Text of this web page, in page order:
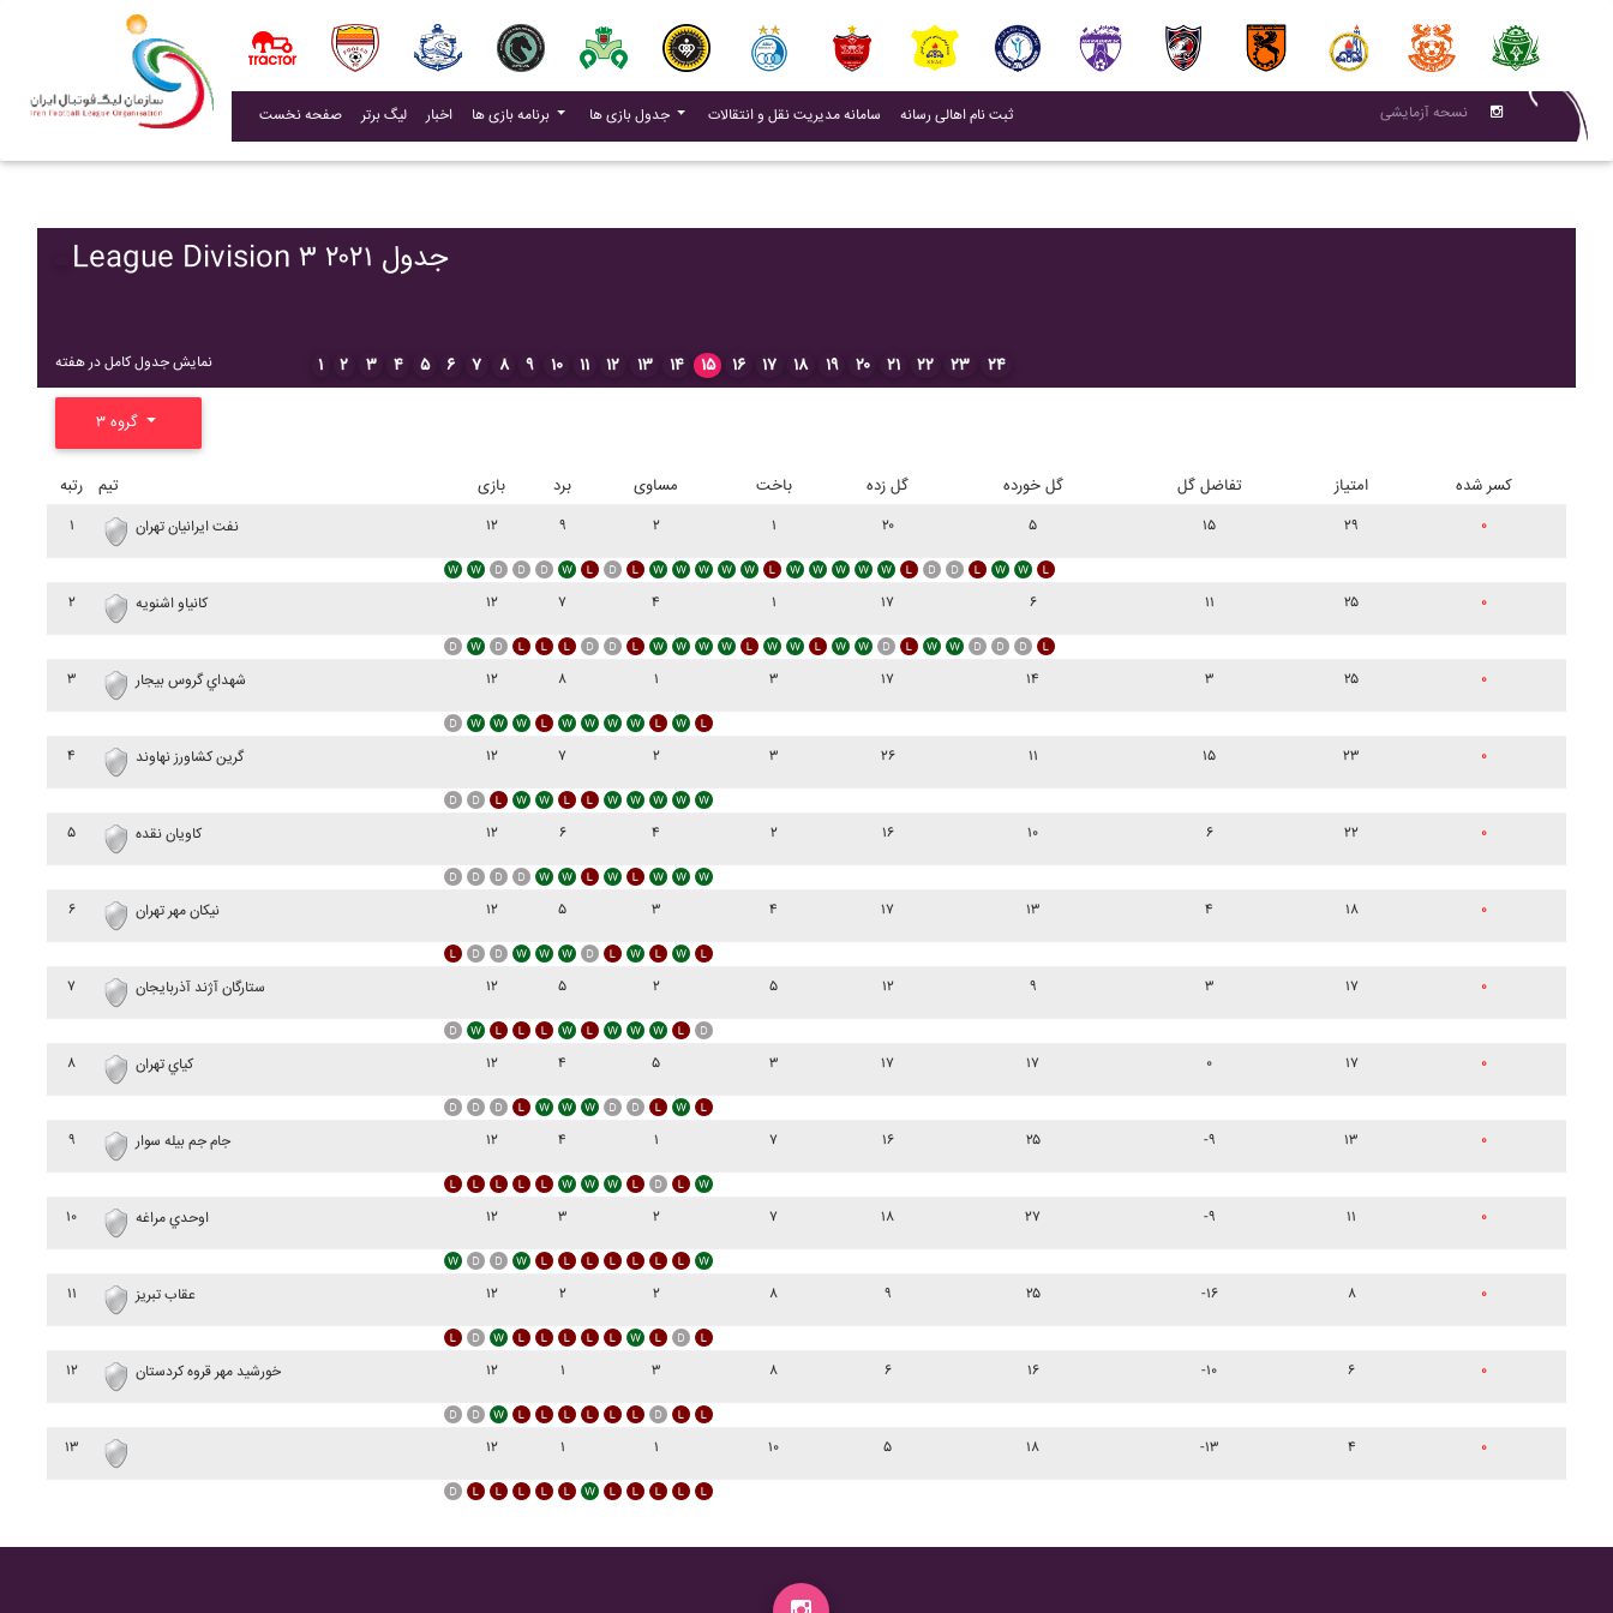
صفحه نخست لیگ برتر اخبار(current) برنامه بازی ها جدول بازی ها سامانه مدیریت نقل و انتقالات (current)
ثبت نام اهالی رسانه(current) نسحه آزمایشی
League Division ۳ ۲۰۲۱ جدول
نمایش جدول کامل در هفته ۱ ۲ ۳ ۴ ۵ ۶ ۷ ۸ ۹ ۱۰ ۱۱ ۱۲ ۱۳ ۱۴ ۱۵ ۱۶ ۱۷ ۱۸ ۱۹ ۲۰ ۲۱ ۲۲ ۲۳ ۲۴
رتبه تیم بازی برد مساوی باخت گل زده گل خورده تفاضل گل امتیاز کسر شده
۱ نفت ايرانيان تهران ۱۲ ۹ ۲ ۱ ۲۰ ۵ ۱۵ ۲۹ ۰
۲ کانياو اشنويه ۱۲ ۷ ۴ ۱ ۱۷ ۶ ۱۱ ۲۵ ۰
۳ شهداي گروس بيجار ۱۲ ۸ ۱ ۳ ۱۷ ۱۴ ۳ ۲۵ ۰
۴ گرين کشاورز نهاوند ۱۲ ۷ ۲ ۳ ۲۶ ۱۱ ۱۵ ۲۳ ۰
۵ کاويان نقده ۱۲ ۶ ۴ ۲ ۱۶ ۱۰ ۶ ۲۲ ۰
۶ نيکان مهر تهران ۱۲ ۵ ۳ ۴ ۱۷ ۱۳ ۴ ۱۸ ۰
۷ ستارگان آژند آذربايجان ۱۲ ۵ ۲ ۵ ۱۲ ۹ ۳ ۱۷ ۰
۸ کياي تهران ۱۲ ۴ ۵ ۳ ۱۷ ۱۷ ۰ ۱۷ ۰
۹ جام جم بيله سوار ۱۲ ۴ ۱ ۷ ۱۶ ۲۵ -۹ ۱۳ ۰
۱۰ اوحدي مراغه ۱۲ ۳ ۲ ۷ ۱۸ ۲۷ -۹ ۱۱ ۰
۱۱ عقاب تبريز ۱۲ ۲ ۲ ۸ ۹ ۲۵ -۱۶ ۸ ۰
۱۲ خورشيد مهر قروه کردستان ۱۲ ۱ ۳ ۸ ۶ ۱۶ -۱۰ ۶ ۰
۱۳ ۱۲ ۱ ۱ ۱۰ ۵ ۱۸ -۱۳ ۴ ۰